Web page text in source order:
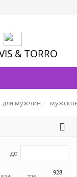
& TORRO
для мужчин
до
928